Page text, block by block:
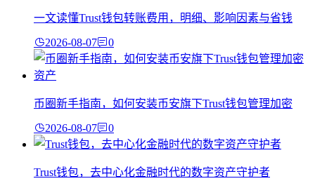
一文读懂Trust钱包转账费用，明细、影响因素与省钱
2026-08-07 0
币圈新手指南，如何安装币安旗下Trust钱包管理加密
2026-08-07 0
Trust钱包，去中心化金融时代的数字资产守护者